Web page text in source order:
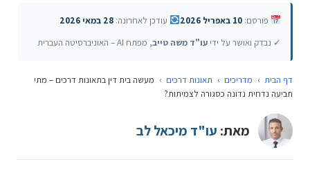
פורסם: 10 באפריל 2026 עודכן לאחרונה: 28 במאי 2026
✓ נבדק ואושר על ידי עו"ד משה טייב, מפתח AI – האוניברסיטה העברית
דף הבית › מדריכים › תאונות דרכים › מעשה בית דין בתאונות דרכים – מתי
תביעה נדחית נדונה כסגורה לצמיתות?
מאת: עו"ד מיכאל לב